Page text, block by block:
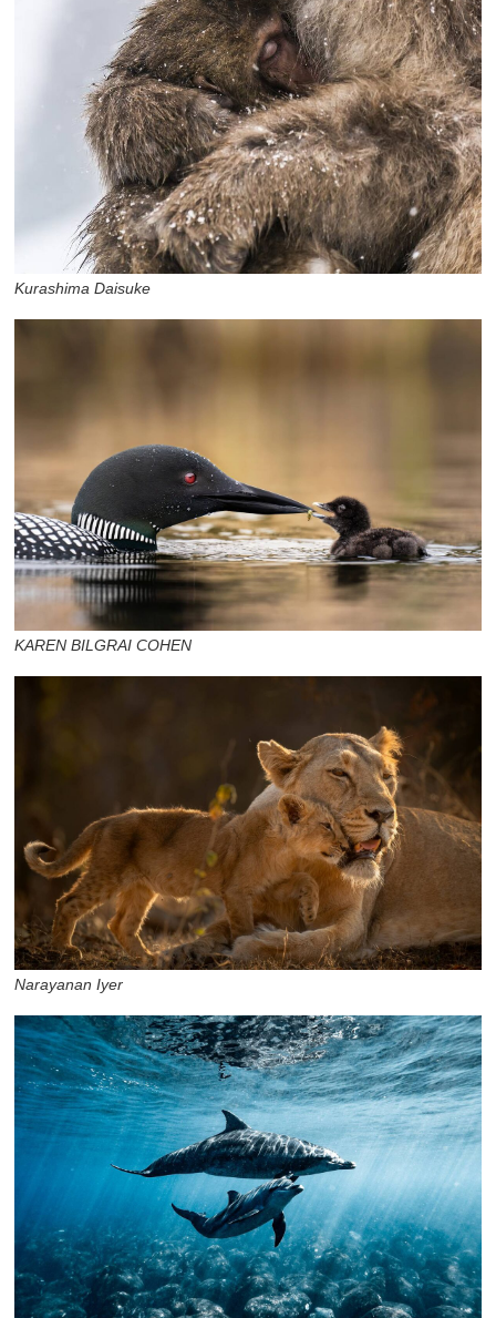
Kurashima Daisuke
KAREN BILGRAI COHEN
Narayanan Iyer